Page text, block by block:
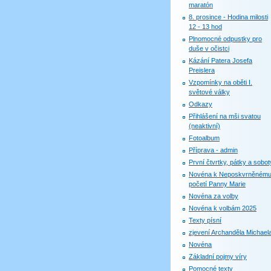
maratón
8. prosince - Hodina milosti
12 - 13 hod
Plnomocné odpustky pro
duše v očistci
Kázání Patera Josefa
Preislera
Vzpomínky na oběti I.
světové války
Odkazy
Přihlášení na mši svatou
(neaktivní)
Fotoalbum
Příprava - admin
První čtvrtky, pátky a
Novéna k Neposkvrněnému
početí Panny Marie
Novéna za volby
Novéna k volbám 2025
Texty písní
zjevení Archanděla
Novéna
Základní pojmy víry
Pomocné texty